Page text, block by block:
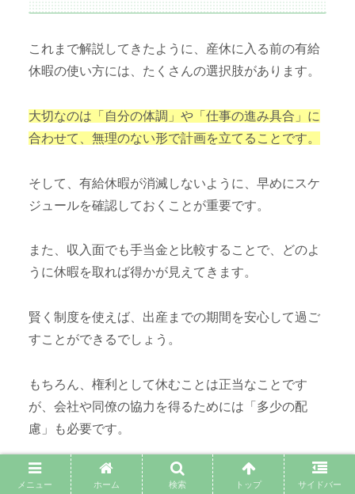
これまで解説してきたように、産休に入る前の有給
休暇の使い方には、たくさんの選択肢があります。
大切なのは「自分の体調」や「仕事の進み具合」に
合わせて、無理のない形で計画を立てることです。
そして、有給休暇が消滅しないように、早めにスケ
ジュールを確認しておくことが重要です。
また、収入面でも手当金と比較することで、どのよ
うに休暇を取れば得かが見えてきます。
賢く制度を使えば、出産までの期間を安心して過ご
すことができるでしょう。
もちろん、権利として休むことは正当なことです
が、会社や同僚の協力を得るためには「多少の配
慮」も必要です。
引き継ぎを丁寧に行うなど、思いやりある行動を心
メニュー ホーム 検索 トップ サイドバー